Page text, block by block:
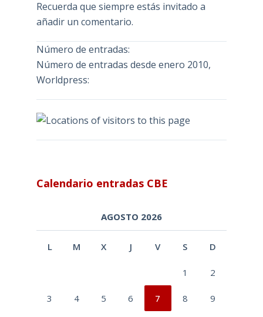
Recuerda que siempre estás invitado a
añadir un comentario.
Número de entradas:
Número de entradas desde enero 2010,
Worldpress:
Calendario entradas CBE
AGOSTO 2026
L M X J V S D
1 2
3 4 5 6 7 8 9